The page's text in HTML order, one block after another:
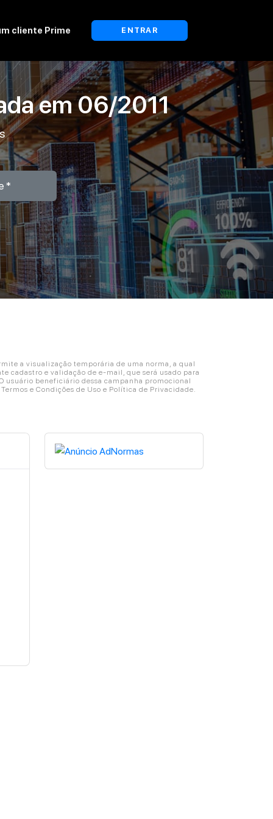
cliente Prime ENTRAR
em06/2011
a visualização temporária de uma norma, a qual
cadastro e validação de e-mail, que será usado para
usuário beneficiário dessa campanha promocional
e Condições de Uso e Política de Privacidade.